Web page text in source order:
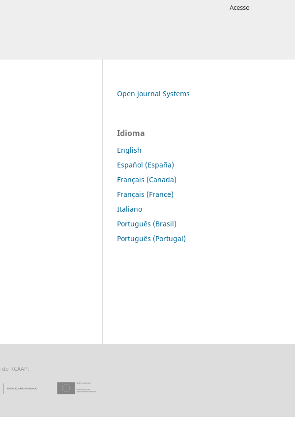
Acesso
Open Journal Systems
Idioma
English
Español (España)
Français (Canada)
Français (France)
Italiano
Português (Brasil)
Português (Portugal)
Científica Nacional
RCAAP:
República Portuguesa · Ministério da Ciência, Tecnologia e Ensino